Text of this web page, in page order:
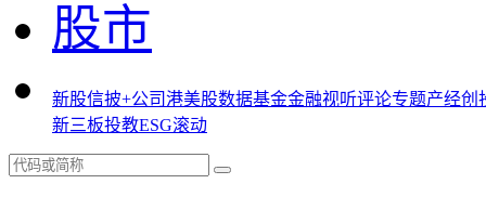
股市
新股信披+公司港美股数据基金金融视听评论专题产经创
新三板投教ESG滚动